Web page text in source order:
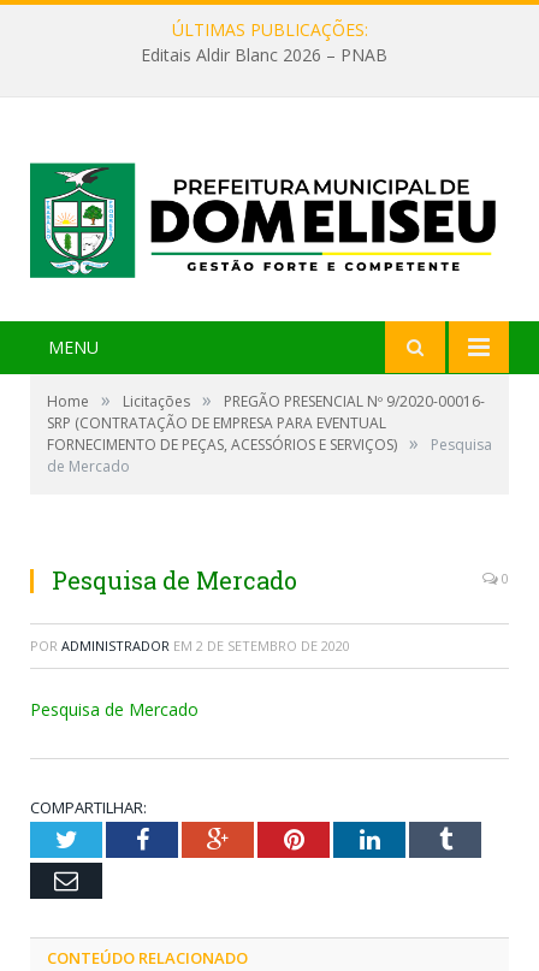
ÚLTIMAS PUBLICAÇÕES:
Editais Aldir Blanc 2026 – PNAB
MENU
Home » Licitações »
PREGÃO PRESENCIAL Nº 9/2020-00016-
SRP (CONTRATAÇÃO DE EMPRESA PARA EVENTUAL
FORNECIMENTO DE PEÇAS, ACESSÓRIOS E SERVIÇOS) »
Pesquisa
de Mercado
Pesquisa de Mercado 0
POR ADMINISTRADOR EM 2 DE SETEMBRO DE 2020
Pesquisa de Mercado
COMPARTILHAR:
TwitterFacebookGoogle+PinterestLinkedInTumblr
Email
CONTEÚDO RELACIONADO